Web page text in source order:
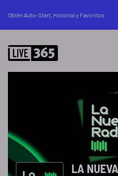
Obtén Auto-Start, Historial y Favoritos
LA